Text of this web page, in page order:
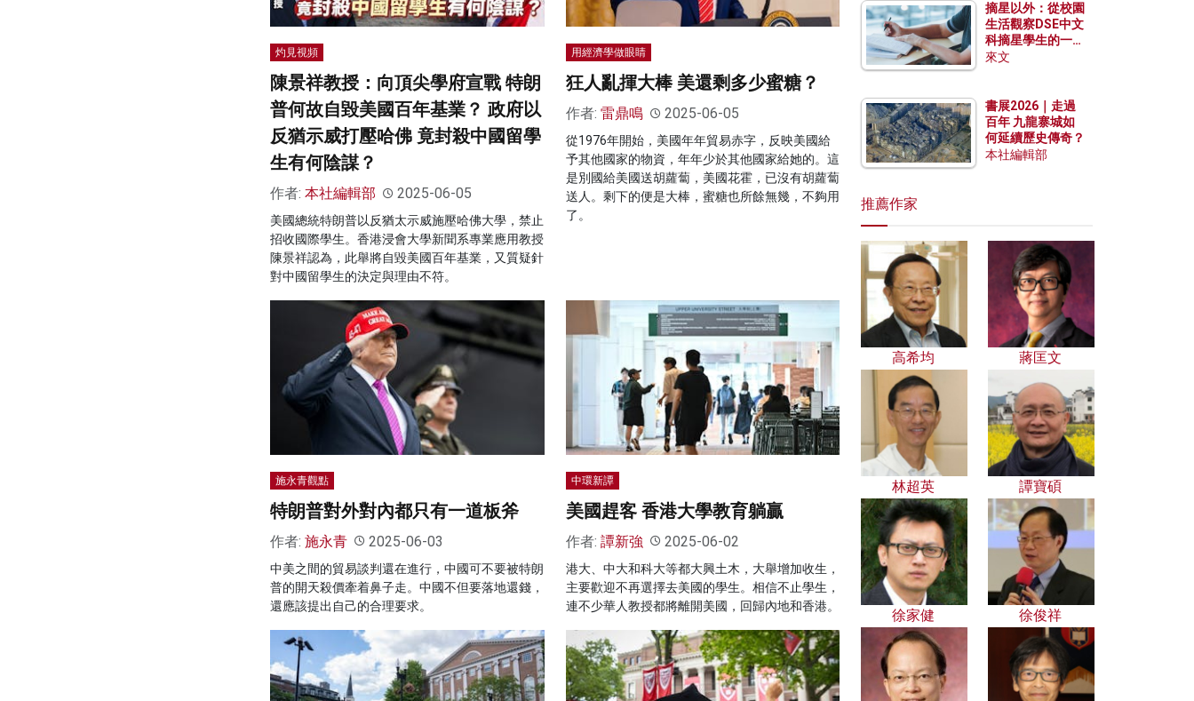
灼見視頻
陳景祥教授：向頂尖學府宣戰 特朗
普何故自毀美國百年基業？ 政府以
反猶示威打壓哈佛 竟封殺中國留學
生有何陰謀？
作者: 本社編輯部 2025-06-05
美國總統特朗普以反猶太示威施壓哈佛大學，禁止
招收國際學生。香港浸會大學新聞系專業應用教授
陳景祥認為，此舉將自毀美國百年基業，又質疑針
對中國留學生的決定與理由不符。
用經濟學做眼睛
狂人亂揮大棒 美還剩多少蜜糖？
作者: 雷鼎鳴 2025-06-05
從1976年開始，美國年年貿易赤字，反映美國給
予其他國家的物資，年年少於其他國家給她的。這
是別國給美國送胡蘿蔔，美國花霍，已沒有胡蘿蔔
送人。剩下的便是大棒，蜜糖也所餘無幾，不夠用
了。
施永青觀點
特朗普對外對內都只有一道板斧
作者: 施永青 2025-06-03
中美之間的貿易談判還在進行，中國可不要被特朗
普的開天殺價牽着鼻子走。中國不但要落地還錢，
還應該提出自己的合理要求。
中環新譚
美國趕客 香港大學教育躺贏
作者: 譚新強 2025-06-02
港大、中大和科大等都大興土木，大舉增加收生，
主要歡迎不再選擇去美國的學生。相信不止學生，
連不少華人教授都將離開美國，回歸內地和香港。
摘星以外：從校園
生活觀察DSE中文
科摘星學生的一點
特質
來文
書展2026｜走過
百年 九龍寨城如
何延續歷史傳奇？
本社編輯部
推薦作家
高希均 蔣匡文
林超英 譚寶碩
徐家健 徐俊祥